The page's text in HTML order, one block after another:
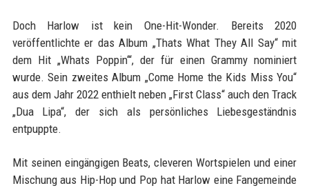
Doch Harlow ist kein One-Hit-Wonder. Bereits 2020
veröffentlichte er das Album „Thats What They All Say“ mit
dem Hit „Whats Poppin‘“, der für einen Grammy nominiert
wurde. Sein zweites Album „Come Home the Kids Miss You“
aus dem Jahr 2022 enthielt neben „First Class“ auch den Track
„Dua Lipa“, der sich als persönliches Liebesgeständnis
entpuppte.
Mit seinen eingängigen Beats, cleveren Wortspielen und einer
Mischung aus Hip-Hop und Pop hat Harlow eine Fangemeinde